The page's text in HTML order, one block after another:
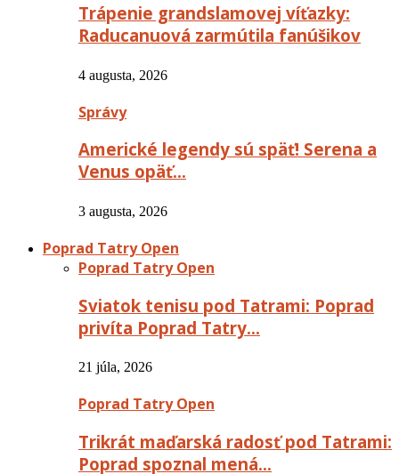
Trápenie grandslamovej víťazky:
Raducanuová zarmútila fanúšikov
4 augusta, 2026
Správy
Americké legendy sú späť! Serena a
Venus opäť…
3 augusta, 2026
Poprad Tatry Open
Poprad Tatry Open
Sviatok tenisu pod Tatrami: Poprad
privíta Poprad Tatry…
21 júla, 2026
Poprad Tatry Open
Trikrát maďarská radosť pod Tatrami:
Poprad spoznal mená…